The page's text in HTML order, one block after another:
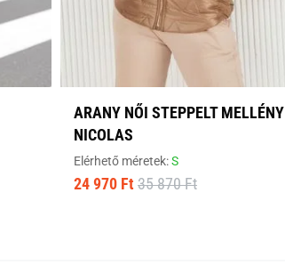
ARANY NŐI STEPPELT MELLÉNY
NICOLAS
Elérhető méretek:S
24 970 Ft 35 870 Ft